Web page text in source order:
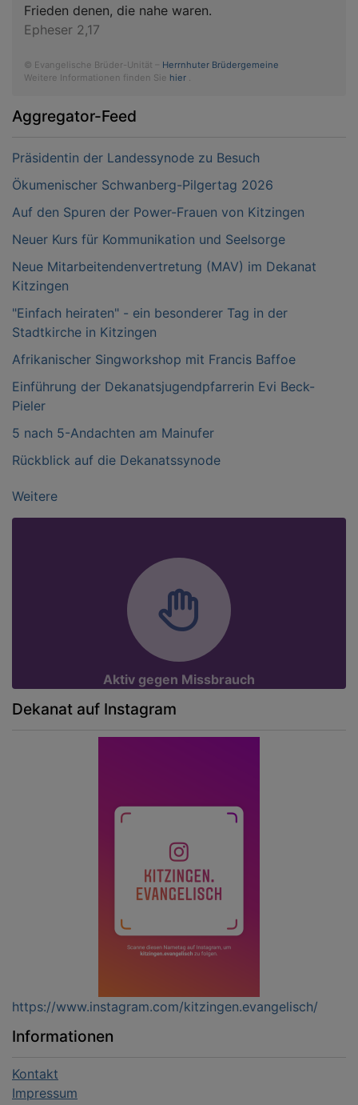
Frieden denen, die nahe waren.
Epheser 2,17
© Evangelische Brüder-Unität – Herrnhuter Brüdergemeine
Weitere Informationen finden Sie hier .
Aggregator-Feed
Präsidentin der Landessynode zu Besuch
Ökumenischer Schwanberg-Pilgertag 2026
Auf den Spuren der Power-Frauen von Kitzingen
Neuer Kurs für Kommunikation und Seelsorge
Neue Mitarbeitendenvertretung (MAV) im Dekanat
Kitzingen
"Einfach heiraten" - ein besonderer Tag in der
Stadtkirche in Kitzingen
Afrikanischer Singworkshop mit Francis Baffoe
Einführung der Dekanatsjugendpfarrerin Evi Beck-
Pieler
5 nach 5-Andachten am Mainufer
Rückblick auf die Dekanatssynode
Weitere
Aktiv gegen Missbrauch
Dekanat auf Instagram
https://www.instagram.com/kitzingen.evangelisch/
Informationen
Kontakt
Impressum